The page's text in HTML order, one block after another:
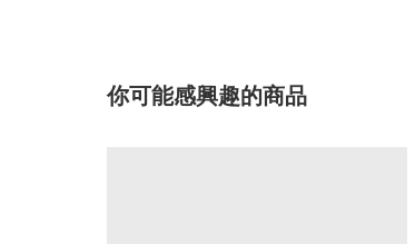
你可能感興趣的商品